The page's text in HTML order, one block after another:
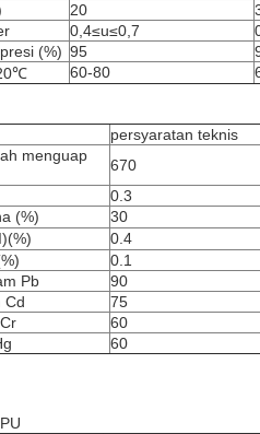
20
0,4≤u≤0,7
(%) 95
60-80
persyaratan teknis
menguap
670
0.3
(%) 30
0.4
0.1
Pb 90
Cd
75
60
60